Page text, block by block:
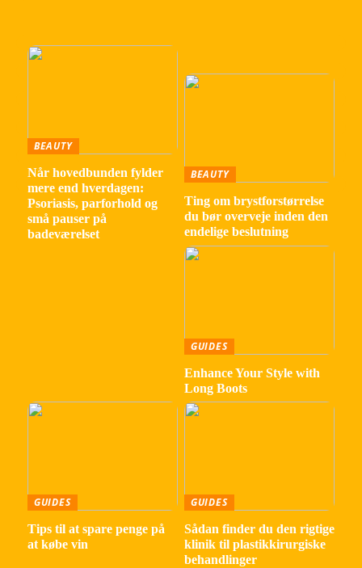
BEAUTY
Når hovedbunden fylder
mere end hverdagen:
Psoriasis, parforhold og
små pauser på
badeværelset
BEAUTY
Ting om brystforstørrelse
du bør overveje inden den
endelige beslutning
GUIDES
Enhance Your Style with
Long Boots
GUIDES
Tips til at spare penge på
at købe vin
GUIDES
Sådan finder du den rigtige
klinik til plastikkirurgiske
behandlinger